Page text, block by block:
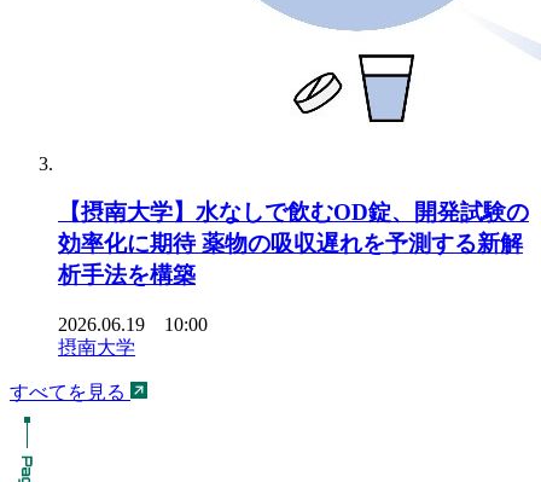
【摂南大学】水なしで飲むOD錠、開発試験の
効率化に期待 薬物の吸収遅れを予測する新解
析手法を構築
2026.06.19 10:00
摂南大学
すべてを見る